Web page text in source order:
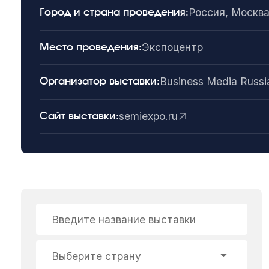
Город и страна проведения:Россия,
Место проведения:Экспоцентр
Организатор выставки:Business Media
Сайт выставки:semiexpo.ru
Введите название выставки
Выберите страну